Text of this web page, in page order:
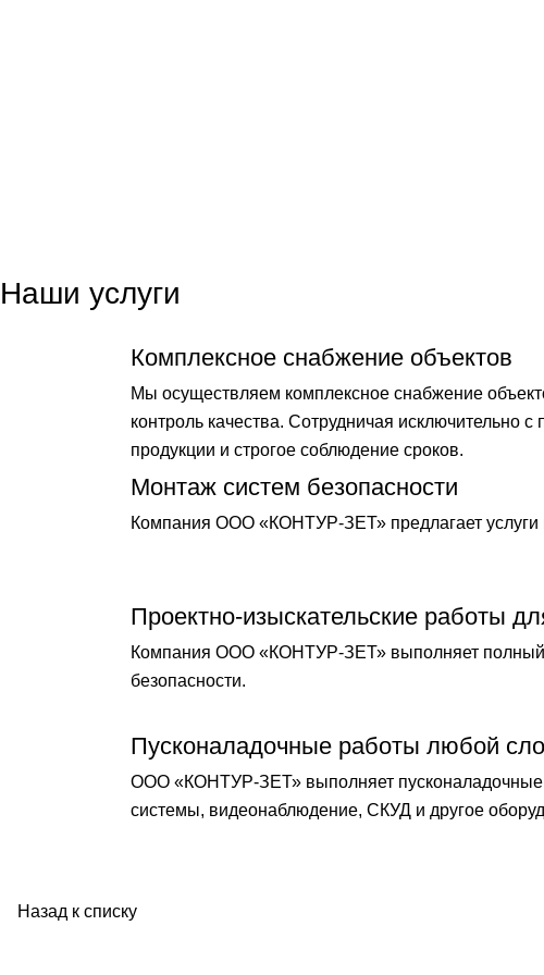
Наши услуги
Комплексное снабжение объектов
Мы осуществляем комплексное снабжение
контроль качества. Сотрудничая
продукции и строгое соблюдение сроков.
Монтаж систем безопасности
Компания ООО «КОНТУР-ЗЕТ» предлагает услуги
Проектно-изыскательские работы
Компания ООО «КОНТУР-ЗЕТ» выполняет полный
безопасности.
Пусконаладочные работы любой
ООО «КОНТУР-ЗЕТ» выполняет пусконаладочные
системы, видеонаблюдение, СКУД и другое
Назад к списку